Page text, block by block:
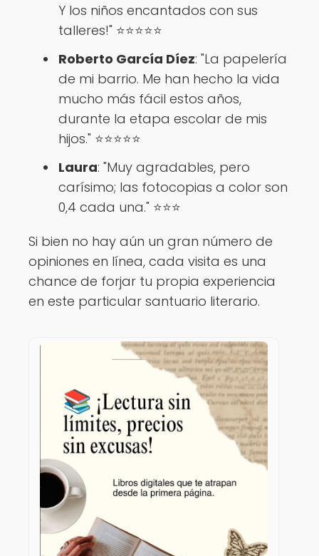
Y los niños encantados con sus
talleres!" ⭐⭐⭐⭐⭐
Roberto García Díez: "La papelería
de mi barrio. Me han hecho la vida
mucho más fácil estos años,
durante la etapa escolar de mis
hijos." ⭐⭐⭐⭐⭐
Laura: "Muy agradables, pero
carísimo; las fotocopias a color son
0,4 cada una." ⭐⭐⭐
Si bien no hay aún un gran número de
opiniones en línea, cada visita es una
chance de forjar tu propia experiencia
en este particular santuario literario.